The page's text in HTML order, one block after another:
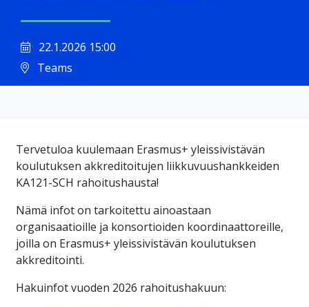
22.1.2026 15:00
Teams
Tervetuloa kuulemaan Erasmus+ yleissivistävän
koulutuksen akkreditoitujen liikkuvuushankkeiden
KA121-SCH rahoitushausta!
Nämä infot on tarkoitettu ainoastaan
organisaatioille ja konsortioiden koordinaattoreille,
joilla on Erasmus+ yleissivistävän koulutuksen
akkreditointi.
Hakuinfot vuoden 2026 rahoitushakuun: